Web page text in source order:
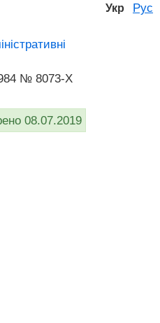
Укр Рус
№ 8073-X
08.07.2019